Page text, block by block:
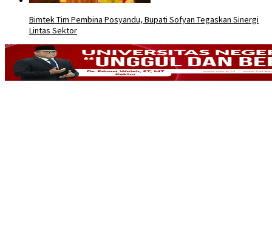
Bimtek Tim Pembina Posyandu, Bupati Sofyan Tegaskan Sinergi
Lintas Sektor